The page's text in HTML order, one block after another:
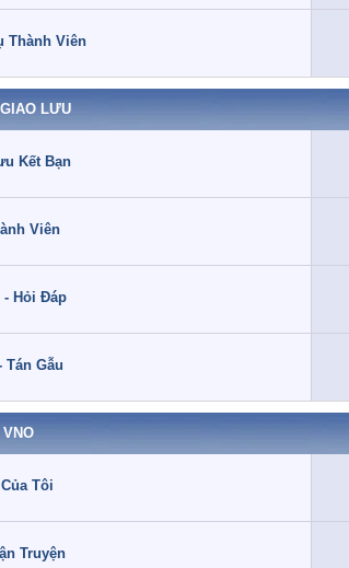
Thành Viên
LƯU
Kết Bạn
Viên
- Hỏi Đáp
Tán Gẫu
Tôi
Truyện